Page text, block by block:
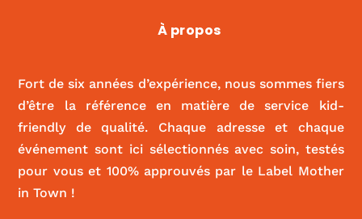
Mama ShelterÀ propos
Fort de six années d’expérience, nous sommes fiers
d’être la référence en matière de service kid-
friendly de qualité. Chaque adresse et chaque
événement sont ici sélectionnés avec soin, testés
pour vous et 100% approuvés par le Label Mother
in Town !